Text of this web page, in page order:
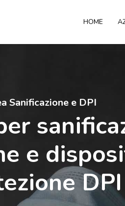
HOME
Sanificazione e DPI
e
DPI